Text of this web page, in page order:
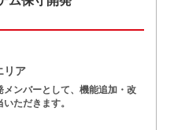
リア
ンバーとして、機能追加・改
ただきます。